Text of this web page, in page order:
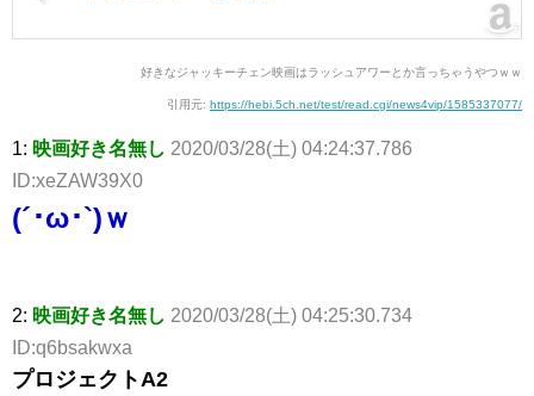
好きなジャッキーチェン映画はラッシュアワーとか言っちゃうやつｗｗ
引用元: https://hebi.5ch.net/test/read.cgi/news4vip/1585337077/
1: 映画好き名無し 2020/03/28(土) 04:24:37.786
ID:xeZAW39X0
(´･ω･`)ｗ
2: 映画好き名無し 2020/03/28(土) 04:25:30.734
ID:q6bsakwxa
プロジェクトA2